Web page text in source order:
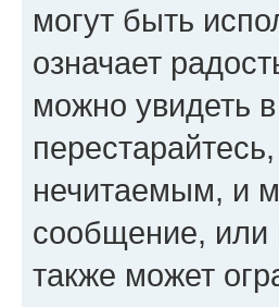
могут быть
означает
можно увидеть
нечитаемым, и
сообщение, или
также может